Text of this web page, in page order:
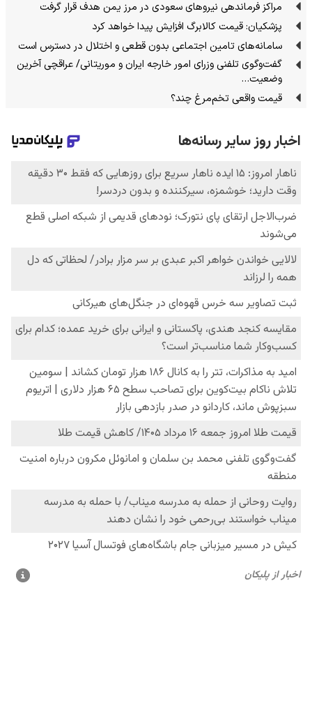
مراکز فرماندهی نیروهای سعودی در مرز یمن هدف قرار گرفت
پزشکیان: قیمت کالابرگ افزایش پیدا خواهد کرد
سامانه‌های تامین اجتماعی بدون قطعی و اختلال در دسترس است
گفت‌وگوی تلفنی وزرای امور خارجه ایران و موریتانی/ عراقچی آخرین
وضعیت…
قیمت واقعی تخم‌مرغ چند؟